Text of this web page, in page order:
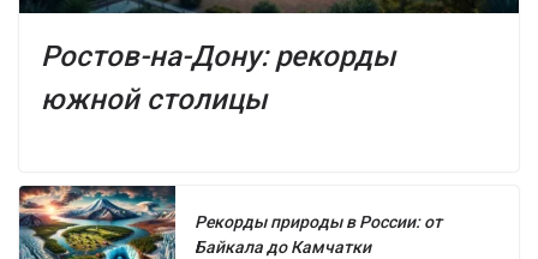
Ростов-на-Дону: рекорды
южной столицы
Рекорды природы в России: от
Байкала до Камчатки